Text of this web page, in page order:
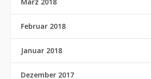
Februar 2018
Januar 2018
Dezember 2017